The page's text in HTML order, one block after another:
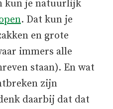
kun je natuurlijk
. Dat kun je
en grote
immers alle
staan). En wat
zijn
daarbij dat dat